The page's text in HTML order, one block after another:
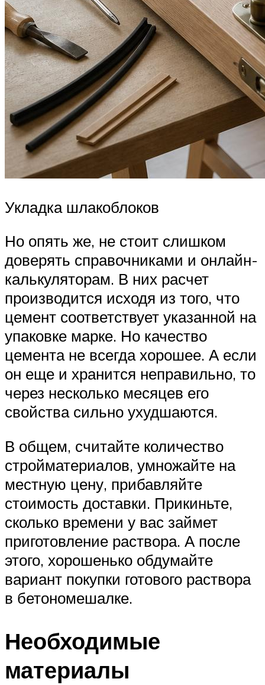
Укладка шлакоблоков
Но опять же, не стоит слишком
доверять справочниками и онлайн-
калькуляторам. В них расчет
производится исходя из того, что
цемент соответствует указанной на
упаковке марке. Но качество
цемента не всегда хорошее. А если
он еще и хранится неправильно, то
через несколько месяцев его
свойства сильно ухудшаются.
В общем, считайте количество
стройматериалов, умножайте на
местную цену, прибавляйте
стоимость доставки. Прикиньте,
сколько времени у вас займет
приготовление раствора. А после
этого, хорошенько обдумайте
вариант покупки готового раствора
в бетономешалке.
Необходимые
материалы